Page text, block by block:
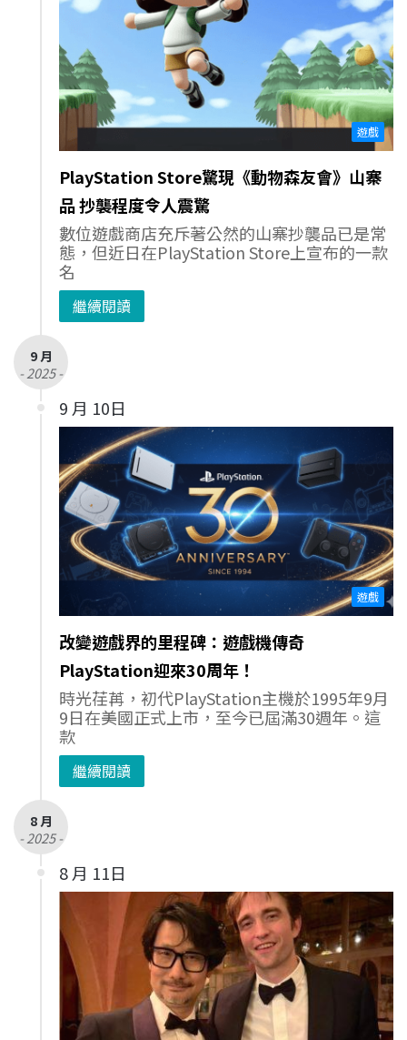
遊戲
PlayStation Store驚現《動物森友會》山寨
品 抄襲程度令人震驚
數位遊戲商店充斥著公然的山寨抄襲品已是常
態，但近日在PlayStation Store上宣布的一款
名
繼續閱讀
9 月
- 2025 -
9 月 10日
遊戲
改變遊戲界的里程碑：遊戲機傳奇
PlayStation迎來30周年！
時光荏苒，初代PlayStation主機於1995年9月
9日在美國正式上市，至今已屆滿30週年。這
款
繼續閱讀
8 月
- 2025 -
8 月 11日